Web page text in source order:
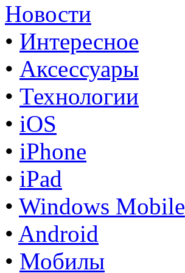
Новости
• Интересное
• Аксессуары
• Технологии
• iOS
• iPhone
• iPad
• Windows Mobile
• Android
• Мобилы